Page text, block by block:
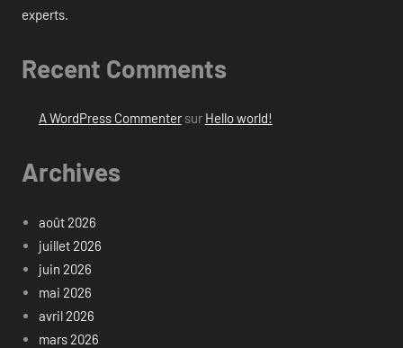
experts.
Recent Comments
A WordPress Commentersur Hello world!
Archives
août 2026
juillet 2026
juin 2026
mai 2026
avril 2026
mars 2026